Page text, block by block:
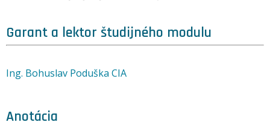
Garant a lektor študijného modulu
Ing. Bohuslav Poduška CIA
Anotácia